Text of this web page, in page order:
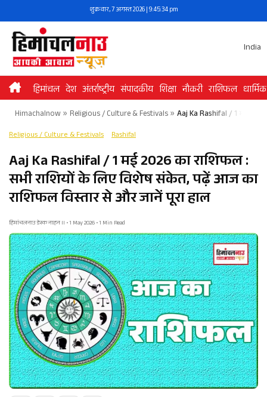
to
content
शुक्रवार, 7 अगस्त 2026 | 9:45:35 pm
India
हिमांचल देश अंतर्राष्ट्रीय संपादकीय शिक्षा नौकरी राशिफल धार्मिक
Himachalnow» Religious / Culture & Festivals» Aaj Ka Rashifal / 1 मई
Religious / Culture & Festivals Rashifal
Aaj Ka Rashifal / 1 मई 2026 का राशिफल :
सभी राशियों के लिए विशेष संकेत, पढ़ें आज का
राशिफल विस्तार से और जानें पूरा हाल
हिमांचलनाउ डेस्क नाहन II • 1 May 2026 • 1 Min Read